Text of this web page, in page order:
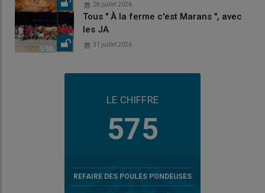
28 juillet 2026
Tous " À la ferme c'est Marans ", avec
les JA
31 juillet 2026
LE CHIFFRE
575
REFAIRE DES POULES PONDEUSES